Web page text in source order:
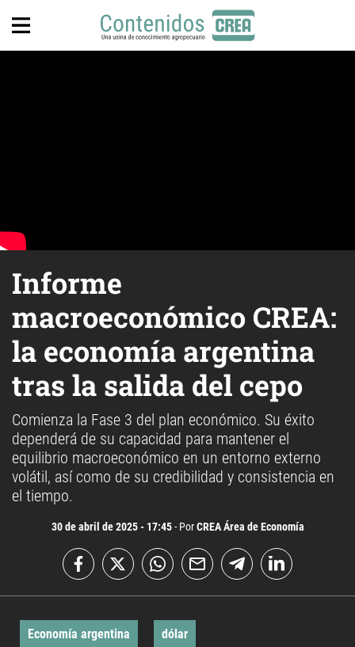
Informe
macroeconómico CREA:
la economía argentina
tras la salida del cepo
Comienza la Fase 3 del plan económico. Su éxito
dependerá de su capacidad para mantener el
equilibrio macroeconómico en un entorno externo
volátil, así como de su credibilidad y consistencia en
el tiempo.
30 de abril de 2025 - 17:45- PorCREA Área de Economía
Economía argentina dólar